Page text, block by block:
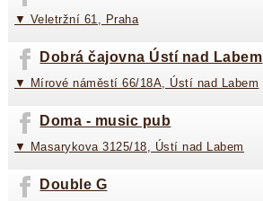
▼ Veletržní 61, Praha
Dobrá čajovna Ústí nad Labem
▼ Mírové náměstí 66/18A, Ústí nad Labem
Doma - music pub
▼ Masarykova 3125/18, Ústí nad Labem
Double G